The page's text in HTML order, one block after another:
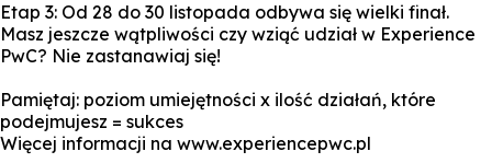
Etap 3: Od 28 do 30 listopada odbywa się wielki finał.
Masz jeszcze wątpliwości czy wziąć udział w Experience
PwC? Nie zastanawiaj się!
Pamiętaj: poziom umiejętności x ilość działań, które
podejmujesz = sukces
Więcej informacji na www.experiencepwc.pl